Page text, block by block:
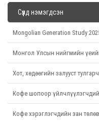
Сүүлд нэмэгдсэн
Mongolian Generation Study
Монгол Улсын нийгмийн
Хот, хөдөөгийн залууст
Кофе шопоор
Кофе хэрэглэгчдийн зан